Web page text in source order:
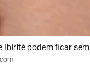
Ibirité podem ficar